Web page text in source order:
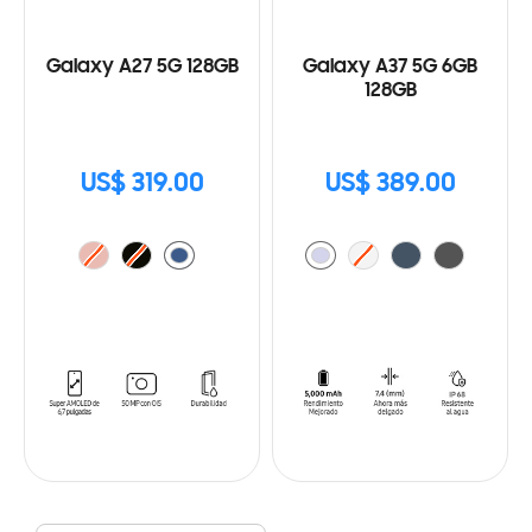
Galaxy A27 5G 128GB
US$ 319.00
Galaxy A37 5G 6GB
128GB
US$ 389.00